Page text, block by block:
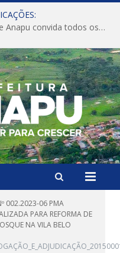
CONVITE A Prefeitura Municipal de Anapu convida todos os servidores públicos municipais para participarem da Audiência Pública de discussão da Lei de Diretrizes Orçamentárias (LDO), importante instrumento de planejamento das ações e investimentos da Administração Pública para o próximo exercício financeiro.
002.2023-06 PMA
PARA REFORMA DE
NA VILA BELO